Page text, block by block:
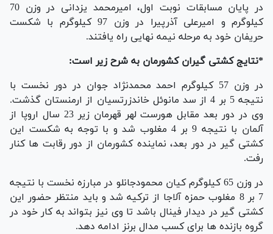
در پایان مسابقات نوبت اول، امیرمحمد یزدانی در وزن 70
کیلوگرم و امیرعلی آذرپیرا در وزن 97 کیلوگرم با شکست
حریفان خود به مرحله نیمه نهایی راه یافتند.
*نتایج کشتی گیران کشورمان به شرح زیر است:
در وزن 57 کیلوگرم احمد محمدنژاد جوان در دور نخست با
نتیجه 5 بر 4 از سد مانوئل خاندزرتسیان از ارمنستان گذشت.
وی در دور بعد مقابل هورست لهر قهرمان زیر 23 سال اروپا از
آلمان با نتیجه 9 بر 4 مغلوب شد و با توجه به شکست این
کشتی گیر در دور بعد، نماینده کشورمان از دور رقابت ها کنار
رفت.
در وزن 65 کیلوگرم کیان محمودجانلو در مبارزه نخست با نتیجه
7 بر 8 مغلوب حمزه آلاجا از ترکیه شد و باید منتظر حضور این
کشتی گیر در دیدار فینال باشد تا وی نیز بتواند به کار خود در
گروه بازنده ها برای کسب مدال برنز ادامه دهد.